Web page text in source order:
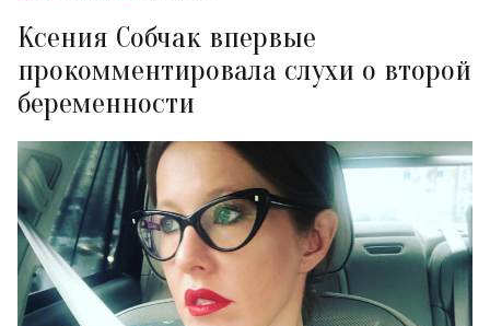
Ксения Собчак впервые
прокомментировала слухи о второй
беременности